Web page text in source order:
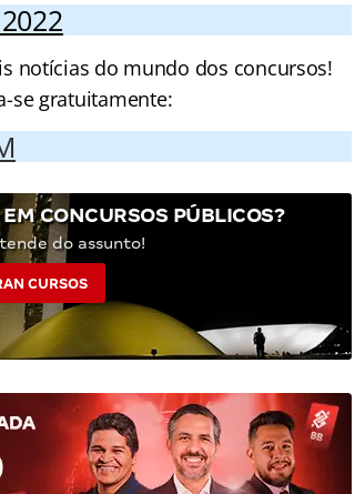
notícias do mundo dos concursos!
se gratuitamente:
CONCURSOS PÚBLICOS?
do assunto!
CURSOS